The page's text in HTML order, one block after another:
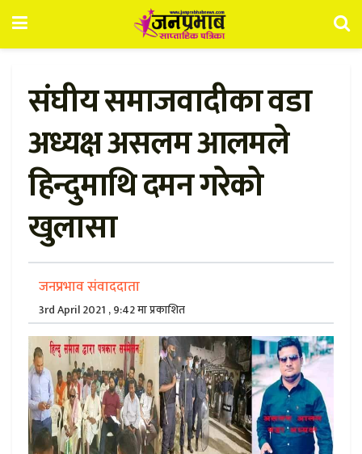
संघीय समाजवादीका वडा
अध्यक्ष असलम आलमले
हिन्दुमाथि दमन गरेको
खुलासा
जनप्रभाव संवाददाता
3rd April 2021 , 9:42 मा प्रकाशित